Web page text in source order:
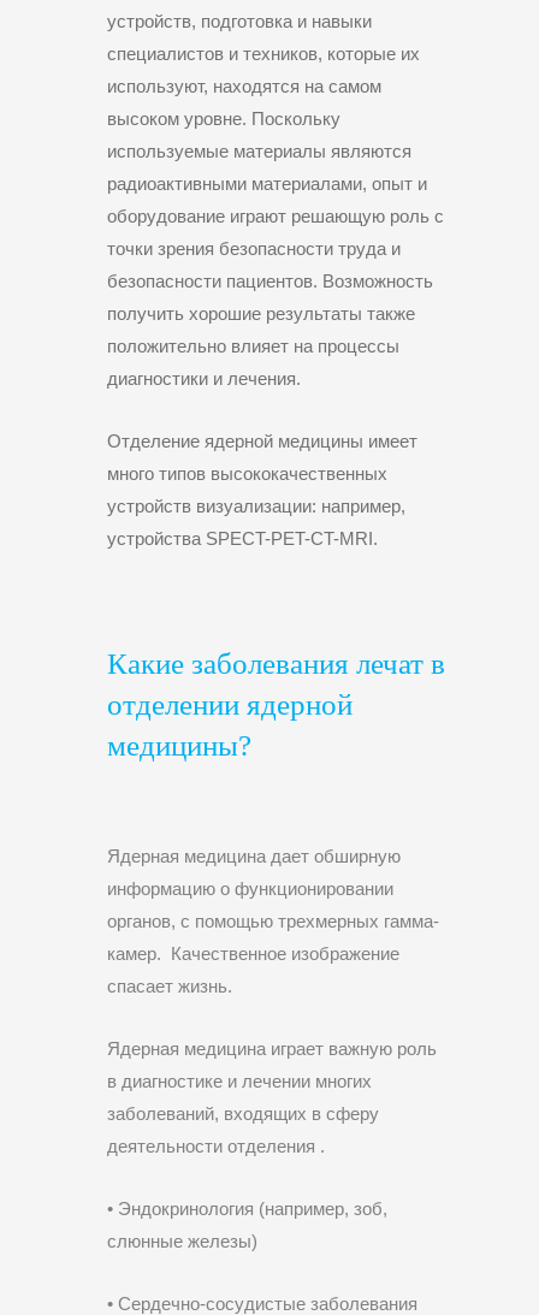
устройств, подготовка и навыки
специалистов и техников, которые их
используют, находятся на самом
высоком уровне. Поскольку
используемые материалы являются
радиоактивными материалами, опыт и
оборудование играют решающую роль с
точки зрения безопасности труда и
безопасности пациентов. Возможность
получить хорошие результаты также
положительно влияет на процессы
диагностики и лечения.
Отделение ядерной медицины имеет
много типов высококачественных
устройств визуализации: например,
устройства SPECT-PET-CT-MRI.
Какие заболевания лечат в
отделении ядерной
медицины?
Ядерная медицина дает обширную
информацию о функционировании
органов, с помощью трехмерных гамма-
камер. Качественное изображение
спасает жизнь.
Ядерная медицина играет важную роль
в диагностике и лечении многих
заболеваний, входящих в сферу
деятельности отделения .
• Эндокринология (например, зоб,
слюнные железы)
• Сердечно-сосудистые заболевания